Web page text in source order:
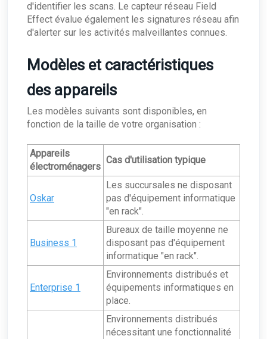
d'identifier les scans. Le capteur réseau Field
Effect évalue également les signatures réseau afin
d'alerter sur les activités malveillantes connues.
Modèles et caractéristiques
des appareils
Les modèles suivants sont disponibles, en
fonction de la taille de votre organisation :
Appareils
électroménagers
Cas d'utilisation typique
Oskar
Les succursales ne disposant
pas d'équipement informatique
"en rack".
Business 1
Bureaux de taille moyenne ne
disposant pas d'équipement
informatique "en rack".
Enterprise 1
Environnements distribués et
équipements informatiques en
place.
Environnements distribués
nécessitant une fonctionnalité